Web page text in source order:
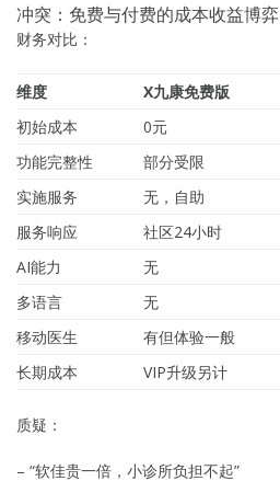
冲突：免费与付费的成本收益博弈
财务对比：
维度 X九康免费版
初始成本
0元
功能完整性
部分受限
实施服务
无，自助
服务响应
社区24小时
AI能力
无
多语言
无
移动医生
有但体验一般
长期成本
VIP升级另计
质疑：
– “软佳贵一倍，小诊所负担不起”